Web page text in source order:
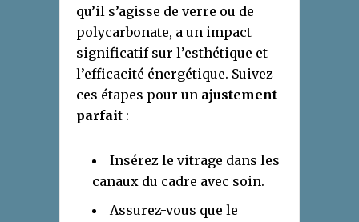
qu’il s’agisse de verre ou de
polycarbonate, a un impact
significatif sur l’esthétique et
l’efficacité énergétique. Suivez
ces étapes pour un ajustement
parfait :
Insérez le vitrage dans les
canaux du cadre avec soin.
Assurez-vous que le